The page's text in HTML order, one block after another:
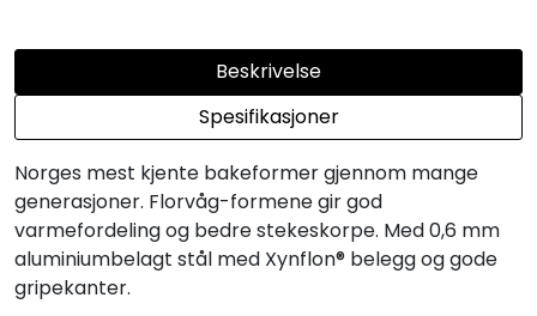
Beskrivelse
Spesifikasjoner
Norges mest kjente bakeformer gjennom mange
generasjoner. Florvåg-formene gir god
varmefordeling og bedre stekeskorpe. Med 0,6 mm
aluminiumbelagt stål med Xynflon® belegg og gode
gripekanter.